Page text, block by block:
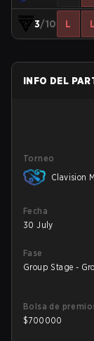
3/10 L L
INFO DEL
Torneo
Clavision
Fecha
30 July
Fase
Group Stage -
Bolsa de
$700000